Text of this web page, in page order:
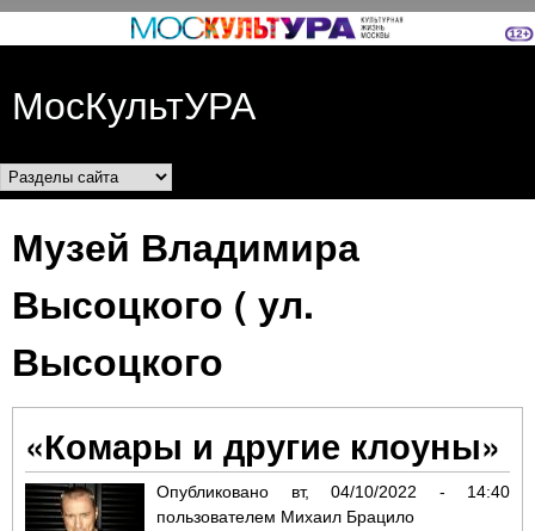
Перейти к основному
МосКультУРА
Разделы сайта
Музей Владимира
Высоцкого ( ул.
Высоцкого
«Комары и другие клоуны»
Опубликовано вт, 04/10/2022 - 14:40
пользователем Михаил Брацило